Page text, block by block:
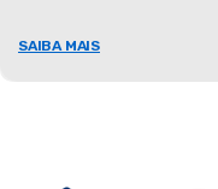
SAIBA MAIS